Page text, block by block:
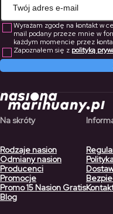
Wyrażam zgodę na kontakt w
mail podany przeze mnie w
każdym momencie przez
Zapoznałem się z polityką
Na skróty
Rodzaje nasion
Odmiany nasion
Producenci
Promocje
Promo 15 Nasion Gratis
Blog